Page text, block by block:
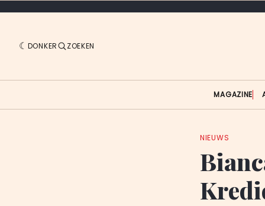
DONKER ZOEKEN
MAGAZINE
NIEUWS